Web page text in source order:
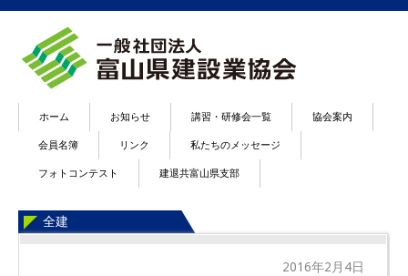
ホーム お知らせ 講習・研修会一覧 協会案内
会員名簿 リンク 私たちのメッセージ
フォトコンテスト 建退共富山県支部
全建
2016年2月4日